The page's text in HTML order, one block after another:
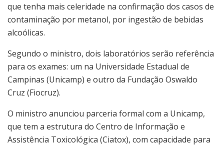
que tenha mais celeridade na confirmação dos casos de
contaminação por metanol, por ingestão de bebidas
alcoólicas.
Segundo o ministro, dois laboratórios serão referência
para os exames: um na Universidade Estadual de
Campinas (Unicamp) e outro da Fundação Oswaldo
Cruz (Fiocruz).
O ministro anunciou parceria formal com a Unicamp,
que tem a estrutura do Centro de Informação e
Assistência Toxicológica (Ciatox), com capacidade para